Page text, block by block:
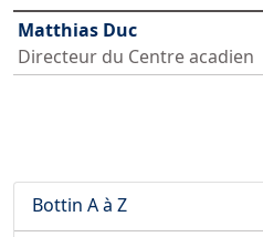
Matthias Duc
Directeur du Centre acadien
Bottin A à Z